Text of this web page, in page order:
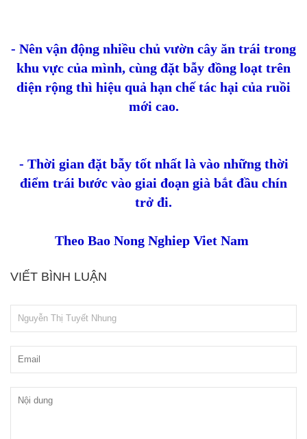
- Nên vận động nhiều chủ vườn cây ăn trái trong
khu vực của mình, cùng đặt bẫy đồng loạt trên
diện rộng thì hiệu quả hạn chế tác hại của ruồi
mới cao.
- Thời gian đặt bẫy tốt nhất là vào những thời
điểm trái bước vào giai đoạn già bắt đầu chín
trở đi.
Theo Bao Nong Nghiep Viet Nam
VIẾT BÌNH LUẬN